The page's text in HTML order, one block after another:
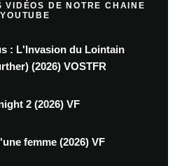
VIDÉOS DE NOTRE CHAINE
YOUTUBE
: L'Invasion du Lointain
(2026) VOSTFR
2 (2026) VF
femme (2026) VF